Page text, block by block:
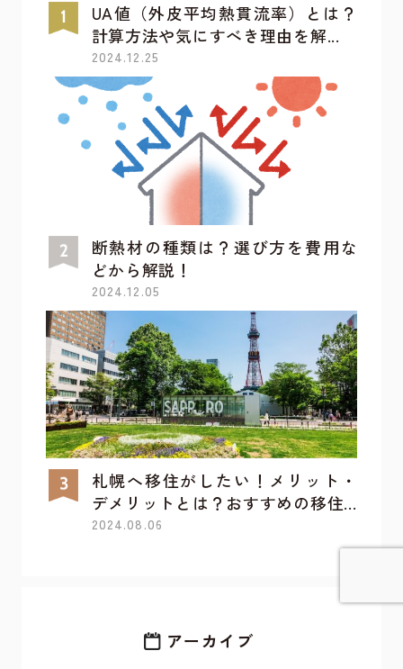
UA値（外皮平均熱貫流率）とは？
計算方法や気にすべき理由を解...
2024.12.25
断熱材の種類は？選び方を費用な
どから解説！
2024.12.05
札幌へ移住がしたい！メリット・
デメリットとは？おすすめの移住...
2024.08.06
アーカイブ
詳しく見てみる